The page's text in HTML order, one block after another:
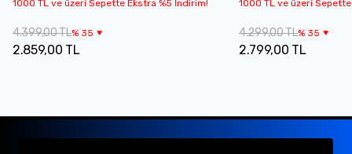
1000 TL ve üzeri Sepette Ekstra %5 İndirim!
4.399,00 TL% 35
2.859,00 TL
1000 TL ve üzeri
4.299,00 TL% 35
2.799,00 TL